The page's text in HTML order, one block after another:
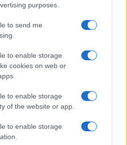
purposes.
to send me
to enable storage
cookies on web or
to enable storage
of the website or app.
to enable storage